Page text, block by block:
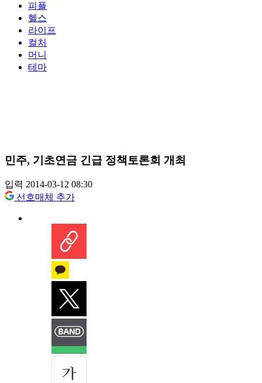
피플
헬스
라이프
컬처
머니
테마
민주, 기초연금 긴급 정책토론회 개최
입력 2014-03-12 08:30
선호매체 추가